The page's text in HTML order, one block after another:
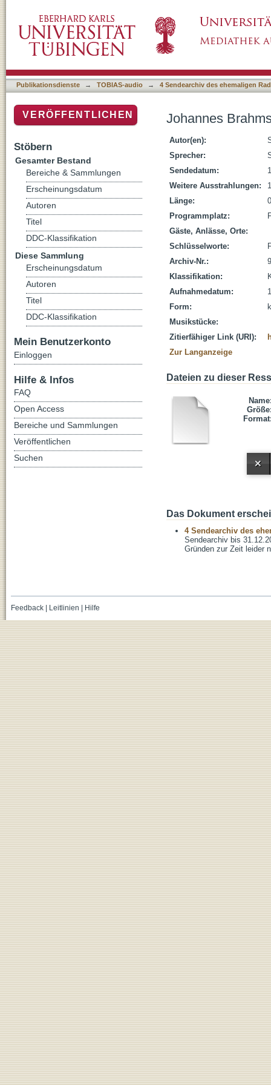
Publikationsdienste → TOBIAS-audio → 4 Sendearchiv des ehemaligen
Johannes
Autor(en):
Sprecher:
Sendedatum:
Weitere Ausstrahlungen:
Länge:
Programmplatz:
Gäste, Anlässe, Orte:
Schlüsselworte:
Archiv-Nr.:
Klassifikation:
Aufnahmedatum:
Form:
Musikstücke:
Zitierfähiger Link (URI):
Zur Langanzeige
Dateien zu dieser
Das Dokument
4 Sendearchiv des
Sendearchiv bis
Gründen zur Zeit leider
VERÖFFENTLICHEN
Stöbern
Gesamter Bestand
Bereiche & Sammlungen
Erscheinungsdatum
Autoren
Titel
DDC-Klassifikation
Diese Sammlung
Erscheinungsdatum
Autoren
Titel
DDC-Klassifikation
Mein Benutzerkonto
Einloggen
Hilfe & Infos
FAQ
Open Access
Bereiche und Sammlungen
Veröffentlichen
Suchen
Feedback| Leitlinien Hilfe